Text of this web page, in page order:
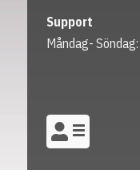
Support
Måndag-